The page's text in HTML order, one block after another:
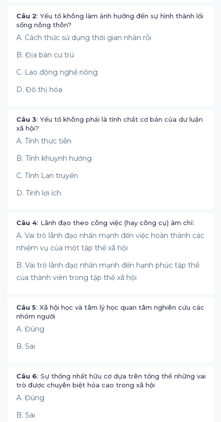
Câu 2: Yếu tố không làm ảnh hưởng đến sự hình thành lối
sống nông thôn?
A. Cách thức sử dụng thời gian nhàn rỗi
B. Địa bàn cư trú
C. Lao động nghề nông
D. Đô thị hóa
Câu 3: Yếu tố không phải là tính chất cơ bản của dư luận
xã hội?
A. Tính thực tiễn
B. Tính khuynh hướng
C. Tính Lan truyền
D. Tính lợi ích
Câu 4: Lãnh đạo theo công việc (hay công cụ) ám chỉ:
A. Vai trò lãnh đạo nhấn mạnh đến việc hoàn thành các
nhiệm vụ của một tập thể xã hội
B. Vai trò lãnh đạo nhấn mạnh đến hạnh phúc tập thể
của thành viên trong tập thể xã hội
Câu 5: Xã hội học và tâm lý học quan tâm nghiên cứu các
nhóm người
A. Đúng
B. Sai
Câu 6: Sự thống nhất hữu cơ dựa trên tổng thể những vai
trò được chuyên biệt hóa cao trong xã hội
A. Đúng
B. Sai